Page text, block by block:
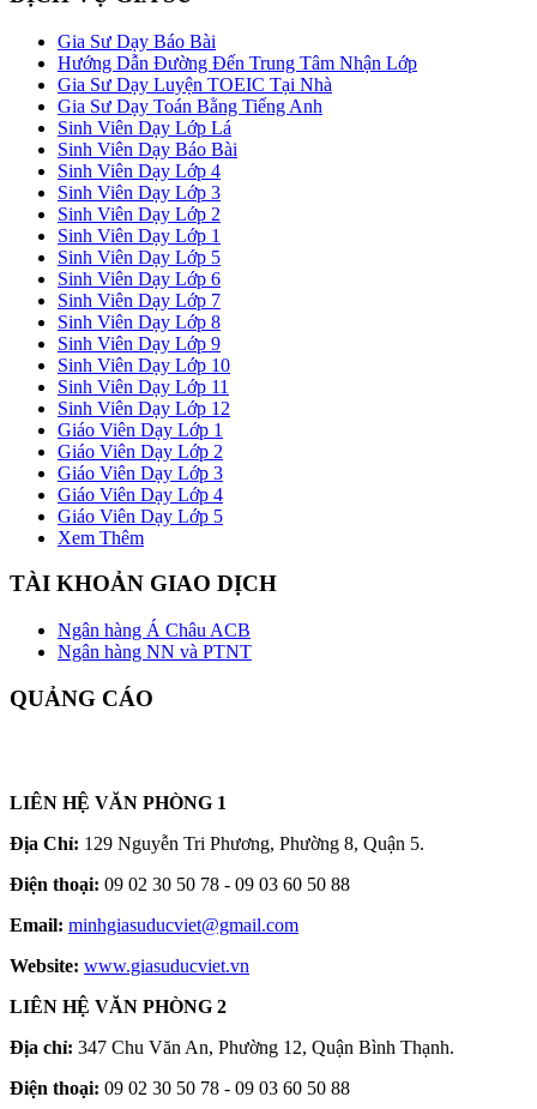
Gia Sư Dạy Báo Bài
Hướng Dẫn Đường Đến Trung Tâm Nhận Lớp
Gia Sư Dạy Luyện TOEIC Tại Nhà
Gia Sư Dạy Toán Bằng Tiếng Anh
Sinh Viên Dạy Lớp Lá
Sinh Viên Dạy Báo Bài
Sinh Viên Dạy Lớp 4
Sinh Viên Dạy Lớp 3
Sinh Viên Dạy Lớp 2
Sinh Viên Dạy Lớp 1
Sinh Viên Dạy Lớp 5
Sinh Viên Dạy Lớp 6
Sinh Viên Dạy Lớp 7
Sinh Viên Dạy Lớp 8
Sinh Viên Dạy Lớp 9
Sinh Viên Dạy Lớp 10
Sinh Viên Dạy Lớp 11
Sinh Viên Dạy Lớp 12
Giáo Viên Dạy Lớp 1
Giáo Viên Dạy Lớp 2
Giáo Viên Dạy Lớp 3
Giáo Viên Dạy Lớp 4
Giáo Viên Dạy Lớp 5
Xem Thêm
TÀI KHOẢN GIAO DỊCH
Ngân hàng Á Châu ACB
Ngân hàng NN và PTNT
QUẢNG CÁO
LIÊN HỆ VĂN PHÒNG 1
Địa Chỉ: 129 Nguyễn Tri Phương, Phường 8, Quận 5.
Điện thoại: 09 02 30 50 78 - 09 03 60 50 88
Email: minhgiasuducviet@gmail.com
Website: www.giasuducviet.vn
LIÊN HỆ VĂN PHÒNG 2
Địa chỉ: 347 Chu Văn An, Phường 12, Quận Bình Thạnh.
Điện thoại: 09 02 30 50 78 - 09 03 60 50 88